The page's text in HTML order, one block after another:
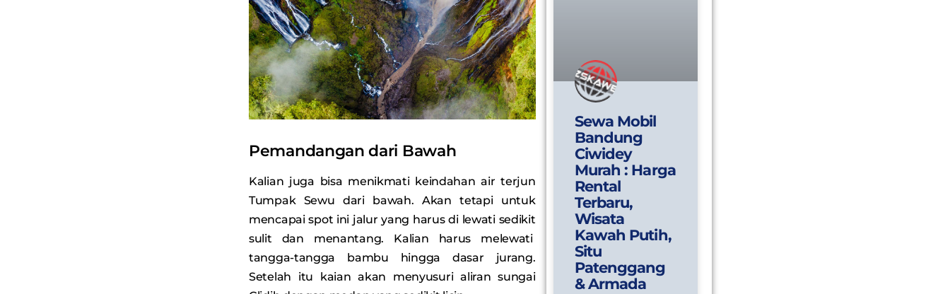
Pemandangan dari Bawah
Kalian juga bisa menikmati keindahan air terjun
Tumpak Sewu dari bawah. Akan tetapi untuk
mencapai spot ini jalur yang harus di lewati sedikit
sulit dan menantang. Kalian harus melewati
tangga-tangga bambu hingga dasar jurang.
Setelah itu kaian akan menyusuri aliran sungai
Sewa Mobil
Bandung
Ciwidey
Murah : Harga
Rental
Terbaru,
Wisata
Kawah Putih,
Situ
Patenggang
& Armada